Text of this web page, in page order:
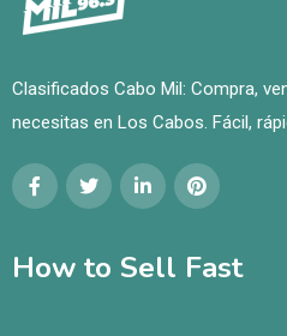
Clasificados Cabo Mil: Compra,
necesitas en Los Cabos. Fácil,
How to Sell Fast